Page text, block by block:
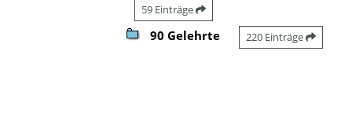
59 Einträge
90 Gelehrte 220 Einträge